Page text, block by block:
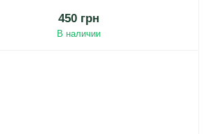
450 грн
В наличии